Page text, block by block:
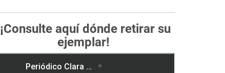
¡Consulte aquí dónde retirar su
ejemplar!